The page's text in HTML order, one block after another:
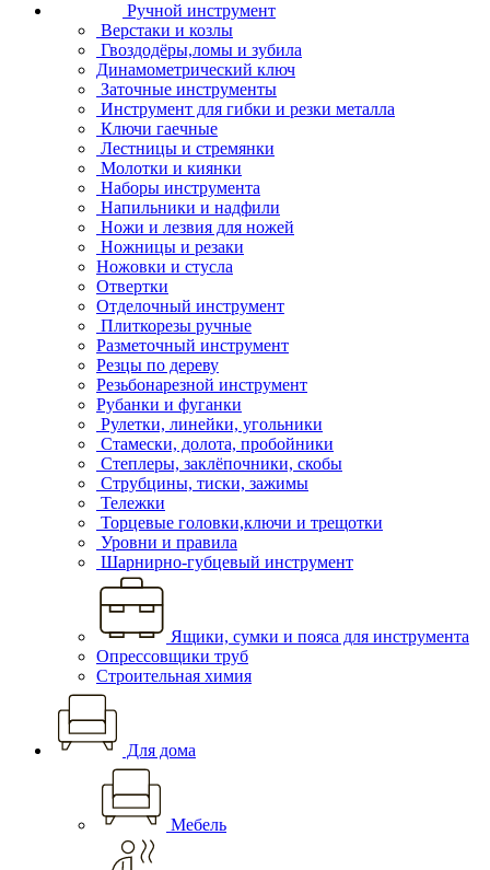
Ручной инструмент
Верстаки и козлы
Гвоздодёры,ломы и зубила
Динамометрический ключ
Заточные инструменты
Инструмент для гибки и резки металла
Ключи гаечные
Лестницы и стремянки
Молотки и киянки
Наборы инструмента
Напильники и надфили
Ножи и лезвия для ножей
Ножницы и резаки
Ножовки и стусла
Отвертки
Отделочный инструмент
Плиткорезы ручные
Разметочный инструмент
Резцы по дереву
Резьбонарезной инструмент
Рубанки и фуганки
Рулетки, линейки, угольники
Стамески, долота, пробойники
Степлеры, заклёпочники, скобы
Струбцины, тиски, зажимы
Тележки
Торцевые головки,ключи и трещотки
Уровни и правила
Шарнирно-губцевый инструмент
Ящики, сумки и пояса для инструмента
Опрессовщики труб
Строительная химия
Для дома
Мебель